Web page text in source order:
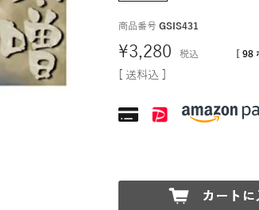
商品番号 GSIS431
¥3,280 税込 98
送料込